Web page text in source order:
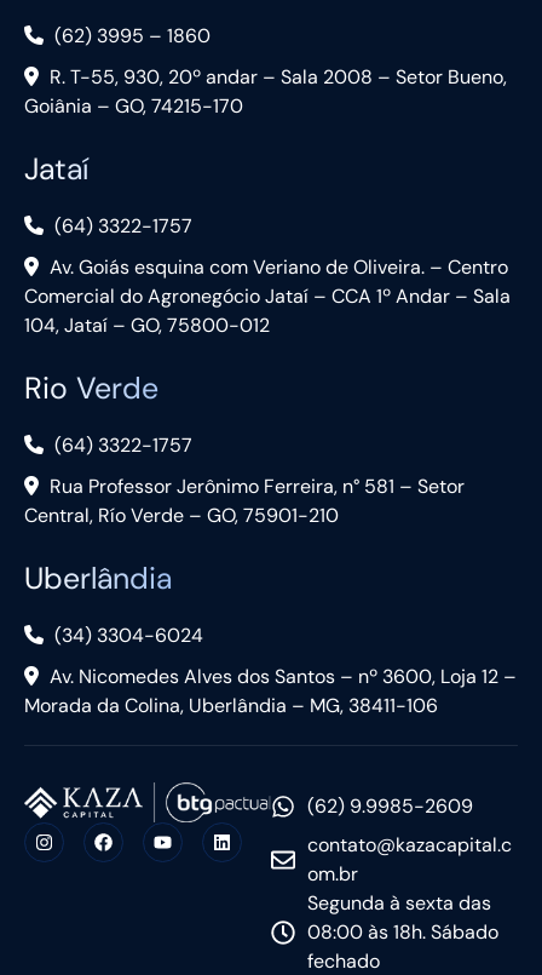
(62) 3995 – 1860
R. T-55, 930, 20º andar – Sala 2008 – Setor Bueno,
Goiânia – GO, 74215-170
Jataí
(64) 3322-1757
Av. Goiás esquina com Veriano de Oliveira. – Centro
Comercial do Agronegócio Jataí – CCA 1º Andar – Sala
104, Jataí – GO, 75800-012
Rio Verde
(64) 3322-1757
Rua Professor Jerônimo Ferreira, n° 581 – Setor
Central, Río Verde – GO, 75901-210
Uberlândia
(34) 3304-6024
Av. Nicomedes Alves dos Santos – nº 3600, Loja 12 –
Morada da Colina, Uberlândia – MG, 38411-106
(62) 9.9985-2609
contato@kazacapital.c
om.br
Segunda à sexta das
08:00 às 18h. Sábado
fechado